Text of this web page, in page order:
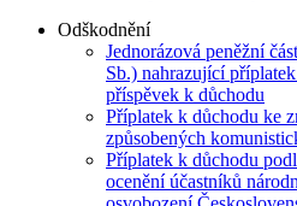
Odškodnění
Jednorázová peněžní
Sb.) nahrazující
příspěvek k důchodu
Příplatek k důchodu ke
způsobených
Příplatek k důchodu
ocenění účastníků